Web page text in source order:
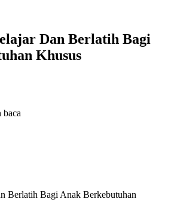
Dan Berlatih Bagi
Khusus
baca
Berlatih Bagi Anak Berkebutuhan